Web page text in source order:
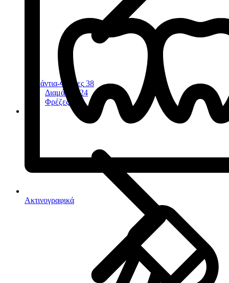
Ακτινογραφικά
Διαμάντια-Φρέζες 38
Διαμάντια
24
Φρέζες